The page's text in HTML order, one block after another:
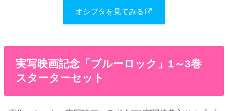
オシブタを見てみる
実写映画記念「ブルーロック」1～3巻
スターターセット